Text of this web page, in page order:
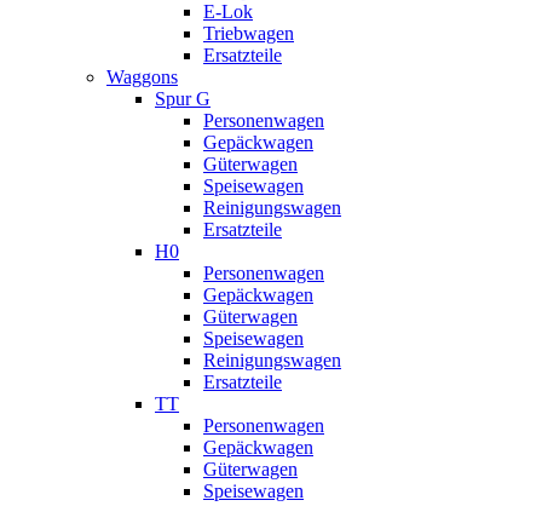
E-Lok
Triebwagen
Ersatzteile
Waggons
Spur G
Personenwagen
Gepäckwagen
Güterwagen
Speisewagen
Reinigungswagen
Ersatzteile
H0
Personenwagen
Gepäckwagen
Güterwagen
Speisewagen
Reinigungswagen
Ersatzteile
TT
Personenwagen
Gepäckwagen
Güterwagen
Speisewagen